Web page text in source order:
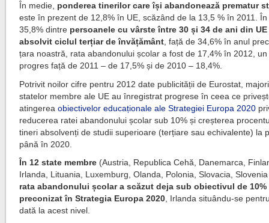
În medie, ponderea tinerilor care își abandonează prematur
este în prezent de 12,8% în UE, scăzând de la 13,5 % în 2011.
35,8% dintre persoanele cu vârste între 30 și 34 de ani din UE
absolvit ciclul terțiar de învățământ , față de 34,6% în anul
țara noastră, rata abandonului școlar a fost de 17,4% în 2012,
progres față de 2011 – de 17,5% și de 2010 – 18,4%.
Potrivit noilor cifre pentru 2012 date publicității de Eurostat,
statelor membre ale UE au înregistrat progrese în ceea ce
atingereaobiectivelor educaționale ale Strategiei Europa 2020
reducerea ratei abandonului școlar sub 10% și creșterea
tineri absolvenți de studii superioare (terțiare sau echivalente) la
până în 2020.
În 12 state membre (Austria, Republica Cehă, Danemarca,
Irlanda, Lituania, Luxemburg, Olanda, Polonia, Slovacia,
rata abandonului școlar a scăzut deja sub obiectivul de 10%
preconizat în Strategia Europa 2020 , Irlanda situându‑se
dată la acest nivel.